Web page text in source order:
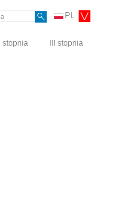
PL
II stopnia III stopnia